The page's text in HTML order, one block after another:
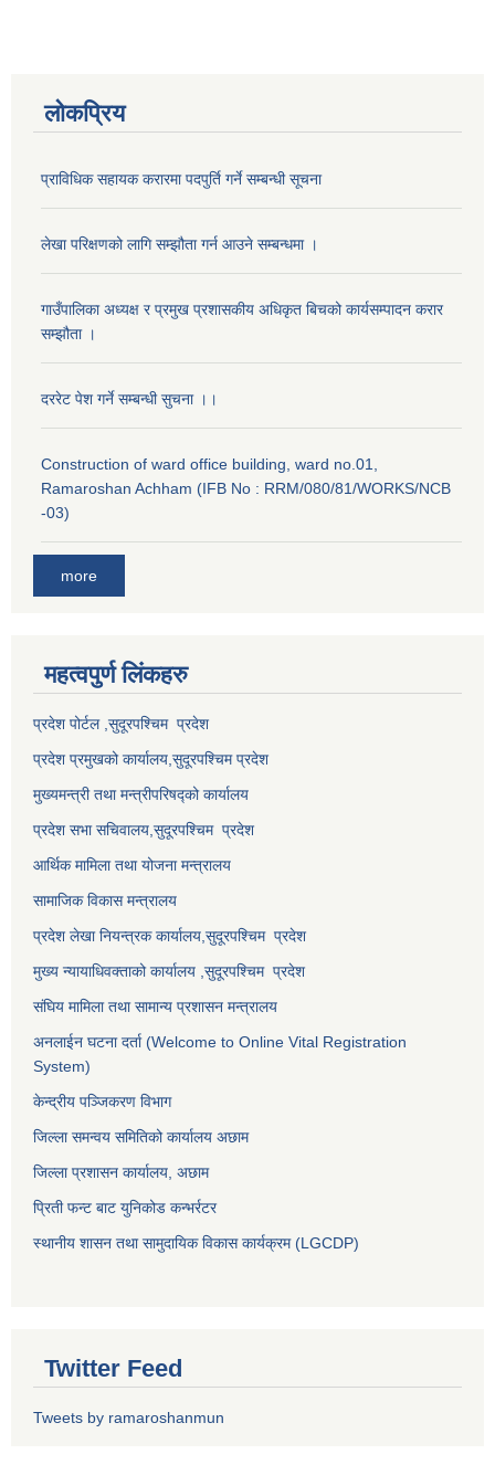
लोकप्रिय
प्राविधिक सहायक करारमा पदपुर्ति गर्ने सम्बन्धी सूचना
लेखा परिक्षणको लागि सम्झौता गर्न आउने सम्बन्धमा ।
गाउँपालिका अध्यक्ष र प्रमुख प्रशासकीय अधिकृत बिचको कार्यसम्पादन करार
सम्झौता ।
दररेट पेश गर्ने सम्बन्धी सुचना ।।
Construction of ward office building, ward no.01,
Ramaroshan Achham (IFB No : RRM/080/81/WORKS/NCB
-03)
more
महत्वपुर्ण लि‌ंकहरु
प्रदेश पोर्टल ,सुदूरपश्चिम प्रदेश
प्रदेश प्रमुखको कार्यालय, सुदूरपश्चिमप्रदेश
मुख्यमन्त्री तथा मन्त्रीपरिषद्को कार्यालय
प्रदेश सभा सचिवालय, सुदूरपश्चिम प्रदेश
आर्थिक मामिला तथा योजना मन्त्रालय
सामाजिक विकास मन्त्रालय
प्रदेश लेखा नियन्त्रक कार्यालय, सुदूरपश्चिम प्रदेश
मुख्य न्यायाधिवक्ताको कार्यालय , सुदूरपश्चिम प्रदेश
संघिय मामिला तथा सामान्य प्रशासन मन्त्रालय
अनलाईन घटना दर्ता (Welcome to Online Vital Registration
System)
केन्द्रीय पञ्जिकरण विभाग
जिल्ला समन्वय समितिको कार्यालय अछाम
जिल्ला प्रशासन कार्यालय, अछाम
प्रिती फन्ट बाट युनिकोड कन्भर्रटर
स्थानीय शासन तथा सामुदायिक विकास कार्यक्रम (LGCDP)
Twitter Feed
Tweets by ramaroshanmun